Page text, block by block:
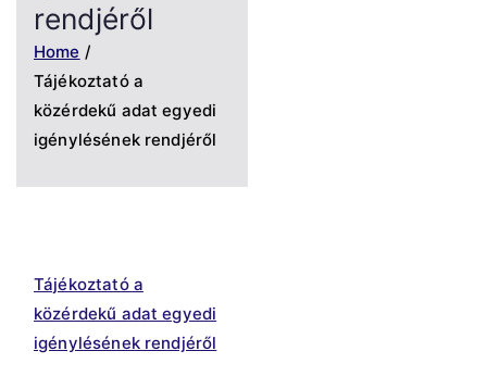
rendjéről
Home
Tájékoztató a
közérdekű adat egyedi
igénylésének rendjéről
Tájékoztató a
közérdekű adat egyedi
igénylésének rendjéről